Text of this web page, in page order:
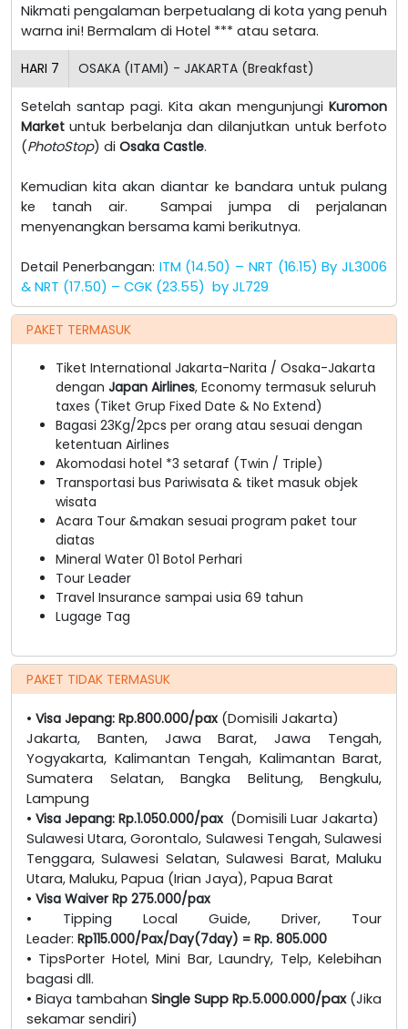
Nikmati pengalaman berpetualang di kota yang penuh
warna ini! Bermalam di Hotel *** atau setara.
HARI 7 OSAKA (ITAMI) - JAKARTA (Breakfast)
Setelah santap pagi. Kita akan mengunjungi Kuromon
Market untuk berbelanja dan dilanjutkan untuk berfoto
(PhotoStop) di Osaka Castle.
Kemudian kita akan diantar ke bandara untuk pulang
ke tanah air. Sampai jumpa di perjalanan
menyenangkan bersama kami berikutnya.
Detail Penerbangan: ITM (14.50) – NRT (16.15) By JL3006
& NRT (17.50) – CGK (23.55) by JL729
PAKET TERMASUK
Tiket International Jakarta-Narita / Osaka-Jakarta
dengan Japan Airlines, Economy termasuk seluruh
taxes (Tiket Grup Fixed Date & No Extend)
Bagasi 23Kg/2pcs per orang atau sesuai dengan
ketentuan Airlines
Akomodasi hotel *3 setaraf (Twin / Triple)
Transportasi bus Pariwisata & tiket masuk objek
wisata
Acara Tour &makan sesuai program paket tour
diatas
Mineral Water 01 Botol Perhari
Tour Leader
Travel Insurance sampai usia 69 tahun
Lugage Tag
PAKET TIDAK TERMASUK
• Visa Jepang: Rp.800.000/pax (Domisili Jakarta)
Jakarta, Banten, Jawa Barat, Jawa Tengah,
Yogyakarta, Kalimantan Tengah, Kalimantan Barat,
Sumatera Selatan, Bangka Belitung, Bengkulu,
Lampung
• Visa Jepang: Rp.1.050.000/pax (Domisili Luar Jakarta)
Sulawesi Utara, Gorontalo, Sulawesi Tengah, Sulawesi
Tenggara, Sulawesi Selatan, Sulawesi Barat, Maluku
Utara, Maluku, Papua (Irian Jaya), Papua Barat
• Visa Waiver Rp 275.000/pax
• Tipping Local Guide, Driver, Tour
Leader: Rp115.000/Pax/Day(7day) = Rp. 805.000
• TipsPorter Hotel, Mini Bar, Laundry, Telp, Kelebihan
bagasi dll.
• Biaya tambahan Single Supp Rp.5.000.000/pax (Jika
sekamar sendiri)